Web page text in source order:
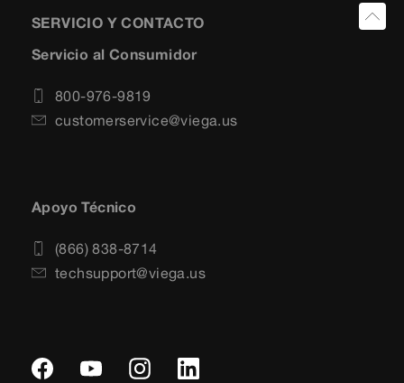
SERVICIO Y CONTACTO
Servicio al Consumidor
800-976-9819
customerservice@viega.us
Apoyo Técnico
(866) 838-8714
techsupport@viega.us